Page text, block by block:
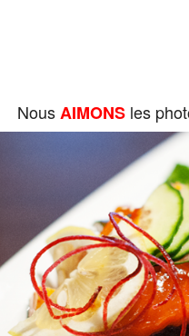
NousAIMONSles